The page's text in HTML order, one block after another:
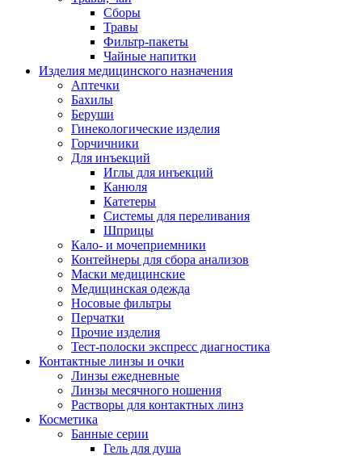
Сборы
Травы
Фильтр-пакеты
Чайные напитки
Изделия медицинского назначения
Аптечки
Бахилы
Беруши
Гинекологические изделия
Горчичники
Для инъекций
Иглы для инъекций
Канюля
Катетеры
Системы для переливания
Шприцы
Кало- и мочеприемники
Контейнеры для сбора анализов
Маски медицинские
Медицинская одежда
Носовые фильтры
Перчатки
Прочие изделия
Тест-полоски экспресс диагностика
Контактные линзы и очки
Линзы ежедневные
Линзы месячного ношения
Растворы для контактных линз
Косметика
Банные серии
Гель для душа